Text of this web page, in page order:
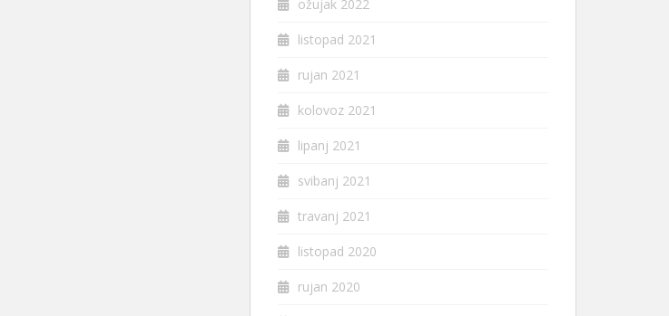
ožujak 2022
listopad 2021
rujan 2021
kolovoz 2021
lipanj 2021
svibanj 2021
travanj 2021
listopad 2020
rujan 2020